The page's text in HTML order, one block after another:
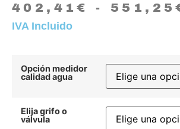
402,41€ - 551,25
IVA Incluido
Opción medidor
calidad agua
Elija grifo o
válvula